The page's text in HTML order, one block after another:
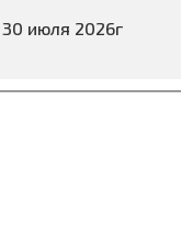
июля 2026г